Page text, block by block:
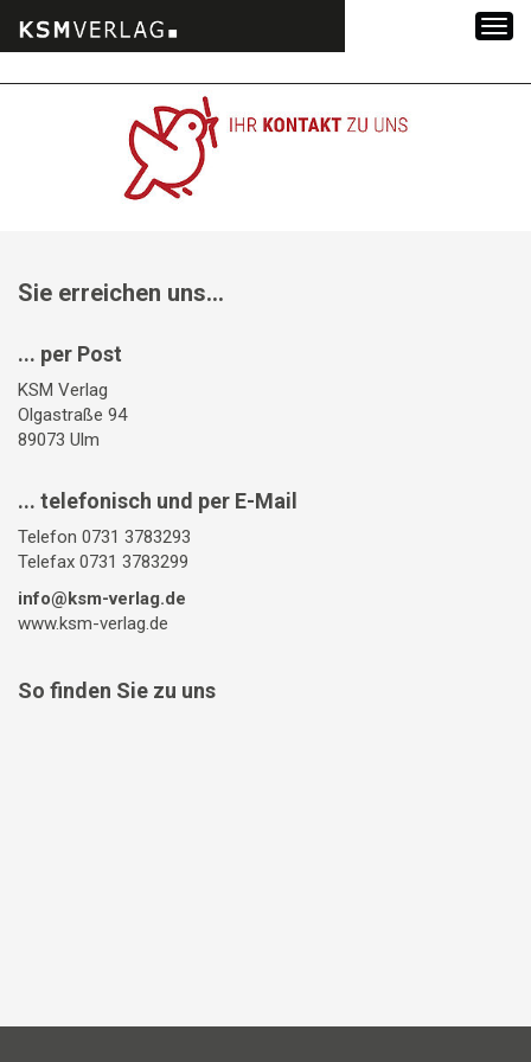
Sie erreichen uns...
... per Post
KSM Verlag
Olgastraße 94
89073 Ulm
... telefonisch und per E-Mail
Telefon 0731 3783293
Telefax 0731 3783299
info@ksm-verlag.de
www.ksm-verlag.de
So finden Sie zu uns